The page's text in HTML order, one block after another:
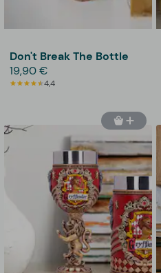
Don't Break The Bottle
19,90 €
4,4